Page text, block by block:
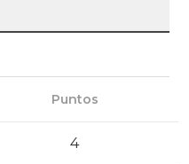
Puntos
4